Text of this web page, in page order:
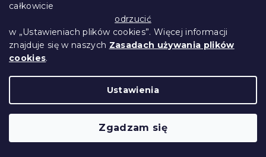
całkowicie
odrzucić
w „Ustawieniach plików cookies”. Więcej informacji
znajduje się w naszych Zasadach używania plików
cookies.
Ustawienia
Zgadzam się
Pościel bawełniana ELF I CHOINKA